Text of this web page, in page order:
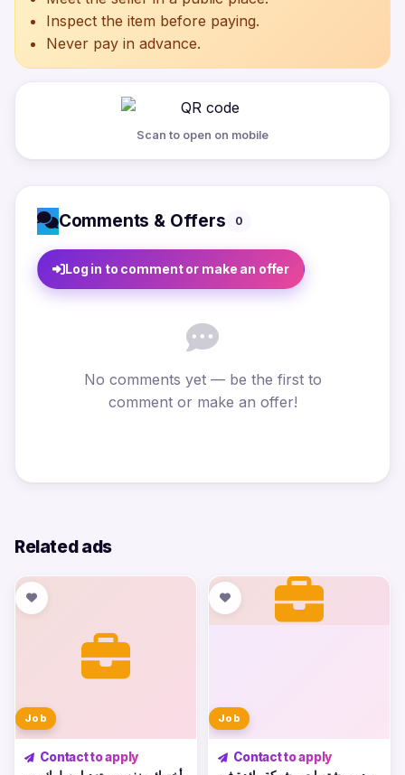
Inspect the item before paying.
Never pay in advance.
Scan to open on mobile
Comments & Offers 0
Log in to comment or make an offer
No comments yet — be the first to
comment or make an offer!
Related ads
Job
Contact to apply
Job
Contact to apply